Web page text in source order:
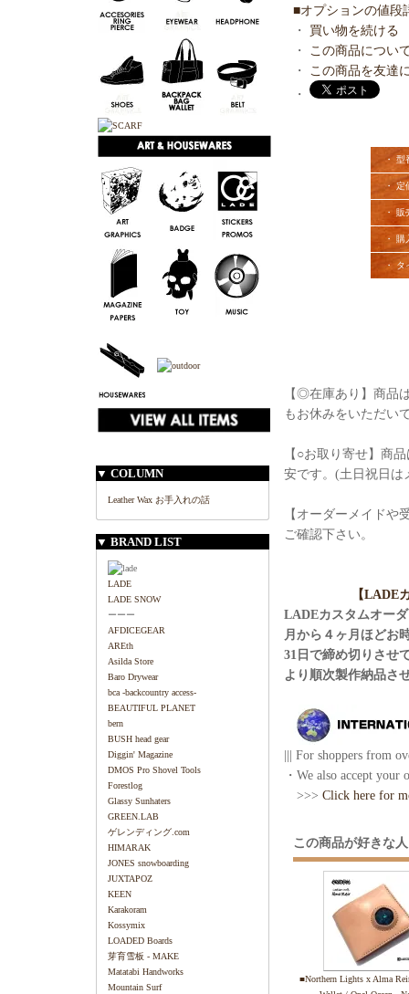
▼ COLUMN
Leather Wax お手入れの話
▼ BRAND LIST
LADE
LADE SNOW
ーーー
AFDICEGEAR
AREth
Asilda Store
Baro Drywear
bca -backcountry access-
BEAUTIFUL PLANET
bern
BUSH head gear
Diggin' Magazine
DMOS Pro Shovel Tools
Forestlog
Glassy Sunhaters
GREEN.LAB
ゲレンディング.com
HIMARAK
JONES snowboarding
JUXTAPOZ
KEEN
Karakoram
Kossymix
LOADED Boards
芽育雪板 - MAKE
Matatabi Handworks
Mountain Surf
■オプションの値段
・ 買い物を続ける
・
この商品につい
・
この商品を友達
・
・ 型
・ 定
・ 販
・ 購
・ タ
【◎在庫あり】商品
もお休みをいただい
【○お取り寄せ】商
安です。(土日祝日は
【オーダーメイド
ご確認下さい。
【LADE
LADEカスタムオー
月から４ヶ月ほどお
31日で締め切りさせ
より順次製作納品さ
||| For shoppers from
・We also accept your
>>> Click here for
この商品が好きな
■Northern Lights x Alma